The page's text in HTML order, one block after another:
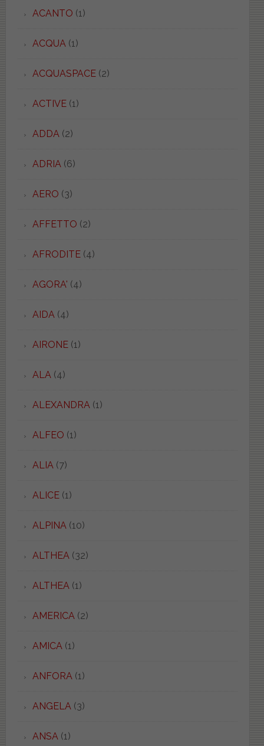
ACANTO (1)
ACQUA (1)
ACQUASPACE(2)
ACTIVE(1)
ADDA (2)
ADRIA (6)
AERO (3)
AFFETTO (2)
AFRODITE(4)
AGORA' (4)
AIDA (4)
AIRONE(1)
ALA (4)
ALEXANDRA (1)
ALFEO (1)
ALIA (7)
ALICE(1)
ALPINA (10)
ALTHEA (32)
ALTHEA (1)
AMERICA (2)
AMICA (1)
ANFORA (1)
ANGELA (3)
ANSA (1)